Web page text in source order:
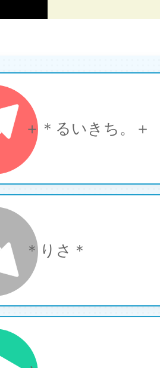
＋＊るいきち。＋
＊りさ＊